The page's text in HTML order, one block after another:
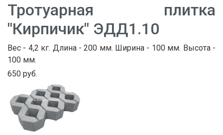
Тротуарная плитка
"Кирпичик" ЭДД1.10
Вес - 4,2 кг. Длина - 200 мм. Ширина - 100 мм. Высота -
100 мм.
650 руб.